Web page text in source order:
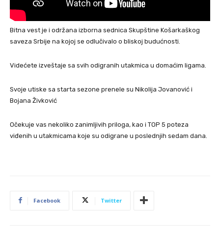
Bitna vest je i održana izborna sednica Skupštine Košarkaškog
saveza Srbije na kojoj se odlučivalo o bliskoj budućnosti.
Videćete izveštaje sa svih odigranih utakmica u domaćim ligama.
Svoje utiske sa starta sezone prenele su Nikolija Jovanović i
Bojana Živković
Očekuje vas nekoliko zanimljivih priloga, kao i TOP 5 poteza
viđenih u utakmicama koje su odigrane u poslednjih sedam dana.
Facebook Twitter